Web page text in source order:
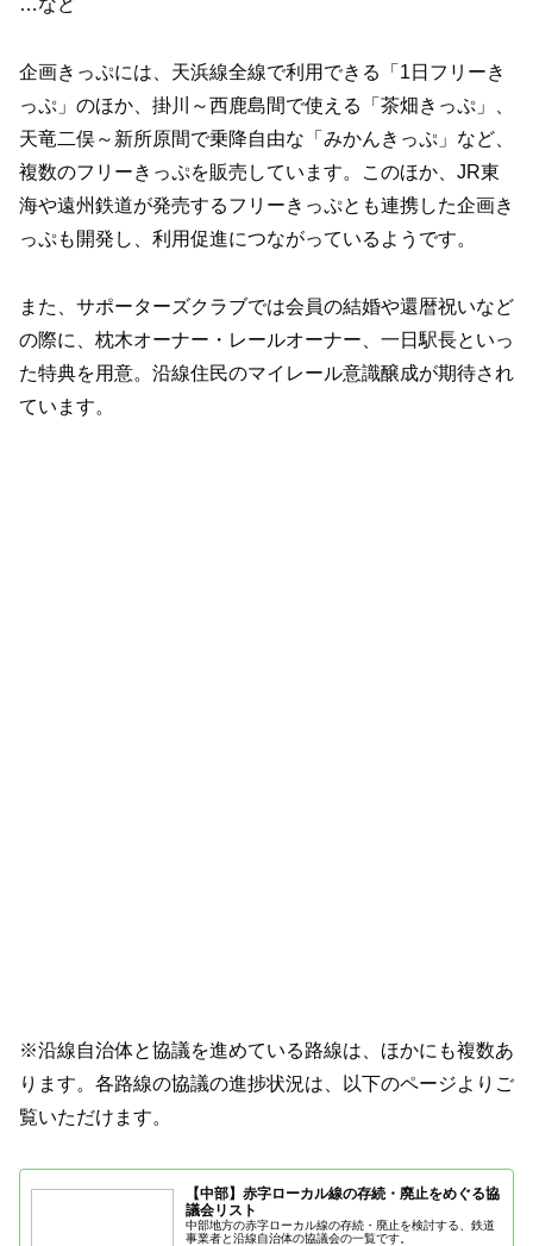
…など
企画きっぷには、天浜線全線で利用できる「1日フリーき
っぷ」のほか、掛川～西鹿島間で使える「茶畑きっぷ」、
天竜二俣～新所原間で乗降自由な「みかんきっぷ」など、
複数のフリーきっぷを販売しています。このほか、JR東
海や遠州鉄道が発売するフリーきっぷとも連携した企画き
っぷも開発し、利用促進につながっているようです。
また、サポーターズクラブでは会員の結婚や還暦祝いなど
の際に、枕木オーナー・レールオーナー、一日駅長といっ
た特典を用意。沿線住民のマイレール意識醸成が期待され
ています。
※沿線自治体と協議を進めている路線は、ほかにも複数あ
ります。各路線の協議の進捗状況は、以下のページよりご
覧いただけます。
【中部】赤字ローカル線の存続・廃止をめぐる協
議会リスト
中部地方の赤字ローカル線の存続・廃止を検討する、鉄道
事業者と沿線自治体の協議会の一覧です。